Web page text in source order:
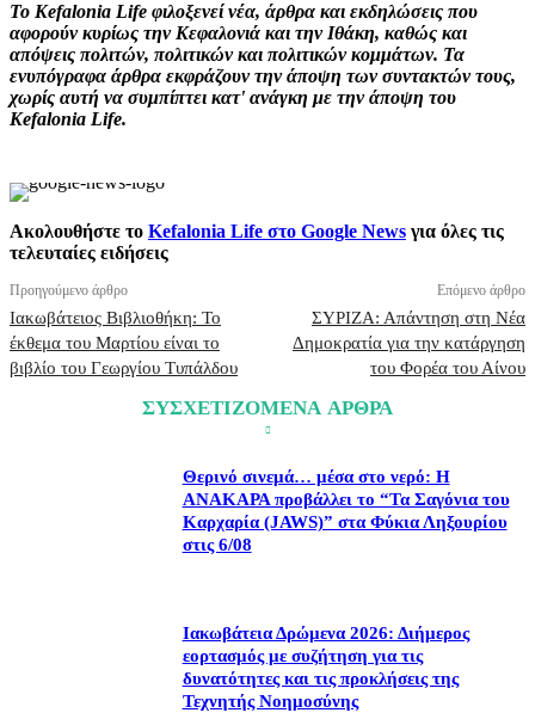
Το Kefalonia Life φιλοξενεί νέα, άρθρα και εκδηλώσεις που
αφορούν κυρίως την Κεφαλονιά και την Ιθάκη, καθώς και
απόψεις πολιτών, πολιτικών και πολιτικών κομμάτων. Τα
ενυπόγραφα άρθρα εκφράζουν την άποψη των συντακτών τους,
χωρίς αυτή να συμπίπτει κατ' ανάγκη με την άποψη του
Kefalonia Life.
Ακολουθήστε το Kefalonia Life στο Google News για όλες τις
τελευταίες ειδήσεις
Προηγούμενο άρθρο
Ιακωβάτειος Βιβλιοθήκη: Το
έκθεμα του Μαρτίου είναι το
βιβλίο του Γεωργίου Τυπάλδου
Επόμενο άρθρο
ΣΥΡΙΖΑ: Απάντηση στη Νέα
Δημοκρατία για την κατάργηση
του Φορέα του Αίνου
ΣΥΣΧΕΤΙΖΟΜΕΝΑ ΑΡΘΡΑ
Θερινό σινεμά… μέσα στο νερό: Η
ΑΝΑΚΑΡΑ προβάλλει το “Τα Σαγόνια του
Καρχαρία (JAWS)” στα Φύκια Ληξουρίου
στις 6/08
Ιακωβάτεια Δρώμενα 2026: Διήμερος
εορτασμός με συζήτηση για τις
δυνατότητες και τις προκλήσεις της
Τεχνητής Νοημοσύνης